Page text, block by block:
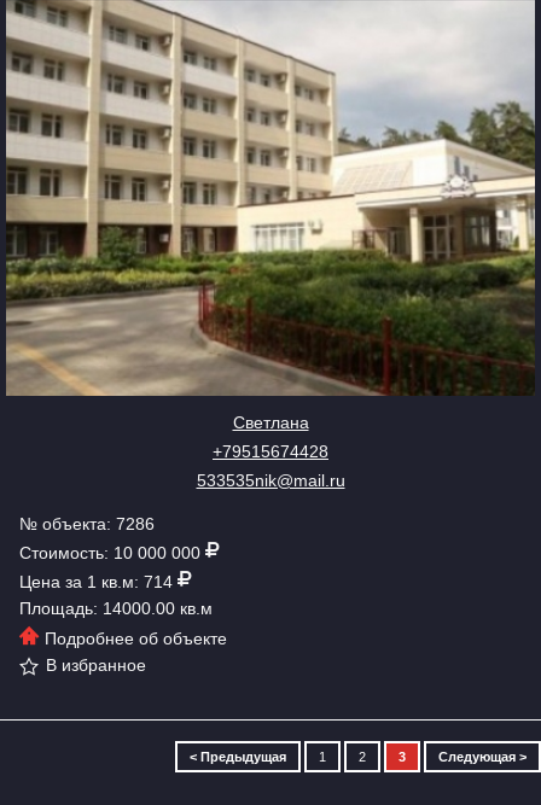
Светлана
+79515674428
533535nik@mail.ru
№ объекта: 7286
Стоимость: 10 000 000
Цена за 1 кв.м: 714
Площадь: 14000.00 кв.м
Подробнее об объекте
В избранное
< Предыдущая 1 2 3 Следующая >